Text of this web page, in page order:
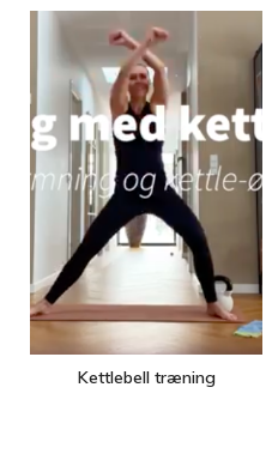
Kettlebell træning